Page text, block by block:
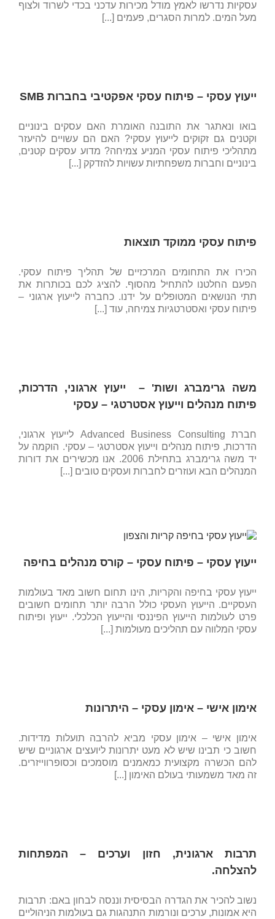
עסקיות נדרשו לאמץ מודל מכירות עדכני בכדי לשרוד ולצוף
מעל המים. למרות הסגרים, פעמים [...]
ייעוץ עסקי – פיתוח עסקי אפקטיבי בחברות SMB
בואו ונאתגר את התובנה האומרת האם עסקים בינוניים
וקטנים גם זקוקים לייעוץ עסקי? האם הם עשויים להיעזר
מתהליכי פיתוח עסקי המניע צמיחה? מדוע עסקים קטנים,
בינוניים וחברות משפחתיות עשויות להזדקק [...]
פיתוח עסקי ממוקד תוצאות
הכירו את התחומים המרכזיים של תהליך פיתוח עסקי.
הפעם החלטנו להתחיל מהסוף. להציג לכם בכותרות את
תתי הנושאים המטופלים על ידנו. כחברה לייעוץ ארגוני –
פיתוח עסקי ואסטרטגיות צמיחה, עוד [...]
משה גרימברג ושות' – ייעוץ ארגוני, הדרכות,
פיתוח מנהלים וייעוץ אסטרטגי – עסקי
חברת Advanced Business Consulting לייעוץ ארגוני,
הדרכות, פיתוח מנהלים וייעוץ אסטרטגי – עסקי. הוקמה על
יד משה גרימברג בתחילת 2006. אנו מכשירים את דורות
המנהלים הבא ועוזרים לחברות ועסקים טובים [...]
ייעוץ עסקי – פיתוח עסקי – קורס מנהלים בחיפה
ייעוץ עסקי בחיפה והקריות, הינו תחום חשוב מאד בעולמות
העסקיים. הייעוץ העסקי כולל הרבה יותר תחומים חשובים
פרט לעולמות הייעוץ הפיננסי והייעוץ הכלכלי. ייעוץ ופיתוח
עסקי המלווה עם תהליכים מעולמות [...]
אימון אישי – אימון עסקי – היתרונות
אימון אישי – אימון עסקי מביא להרבה תועלות מדידות.
חשוב כי תבינו שיש לא מעט יתרונות ליועצים ארגוניים שיש
להם הכשרה מקצועית כמאמנים מוסמכים וכסופרווייזרים.
זה מאד משמעותי בעולם האימון [...]
תרבות ארגונית, חזון וערכים – המפתחות
להצלחה.
נשוב להכיר את הגדרה הבסיסית וננסה לבחון באם: תרבות
היא אמונות, ערכים ונורמות התנהגות גם בעולמות הניהוליים